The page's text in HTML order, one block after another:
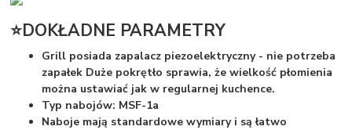
⭐DOKŁADNE PARAMETRY
Grill posiada zapalacz piezoelektryczny - nie potrzeba
zapałek Duże pokrętło sprawia, że wielkość płomienia
można ustawiać jak w regularnej kuchence.
Typ nabojów: MSF-1a
Naboje mają standardowe wymiary i są łatwo